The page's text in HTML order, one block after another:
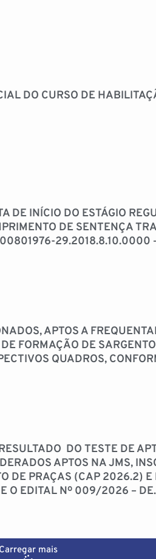
DO CURSO DE
DE INÍCIO DO ESTÁGIO
DE SENTENÇA
29.2018.8.10.0000
APTOS A
FORMAÇÃO DE
QUADROS,
DO TESTE DE
APTOS NA JMS,
DE PRAÇAS (CAP 2026.2)
O EDITAL Nº 009/2026 – DE.
Carregar mais